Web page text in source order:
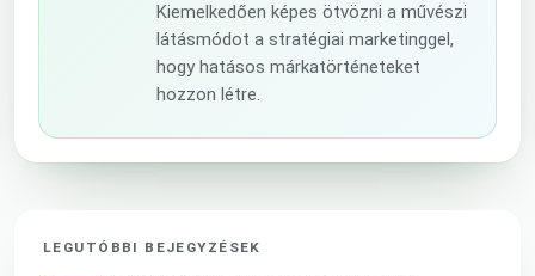
Kiemelkedően képes ötvözni a művészi
látásmódot a stratégiai marketinggel,
hogy hatásos márkatörténeteket
hozzon létre.
LEGUTÓBBI BEJEGYZÉSEK